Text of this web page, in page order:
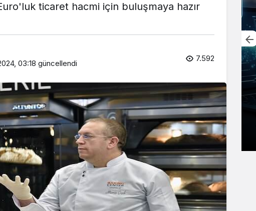
ticaret hacmi için buluşmaya hazır
03:18 güncellendi 7.592
Mürsel Ferhat Sağlam Tek
Rumeli Tv’de Marka
Atölyesi Programına Konuk
Oldu